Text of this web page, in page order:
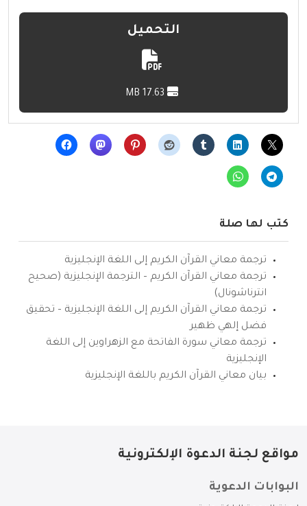
التحميل
كتب لها صلة
ترجمة معاني القرآن الكريم إلى اللغة الإنجليزية
ترجمة معاني القرآن الكريم – الترجمة الإنجليزية (صحيح
انترناشونال)
ترجمة معاني القرآن الكريم إلى اللغة الإنجليزية – تحقيق
فضل إلهي ظهير
ترجمة معاني سورة الفاتحة مع الزهراوين إلى اللغة
الإنجليزية
بيان معاني القرآن الكريم باللغة الإنجليزية
مواقع لجنة الدعوة الإلكترونية
البوابات الدعوية